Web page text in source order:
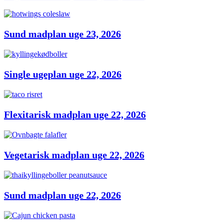
Sund madplan uge 23, 2026
Single ugeplan uge 22, 2026
Flexitarisk madplan uge 22, 2026
Vegetarisk madplan uge 22, 2026
Sund madplan uge 22, 2026